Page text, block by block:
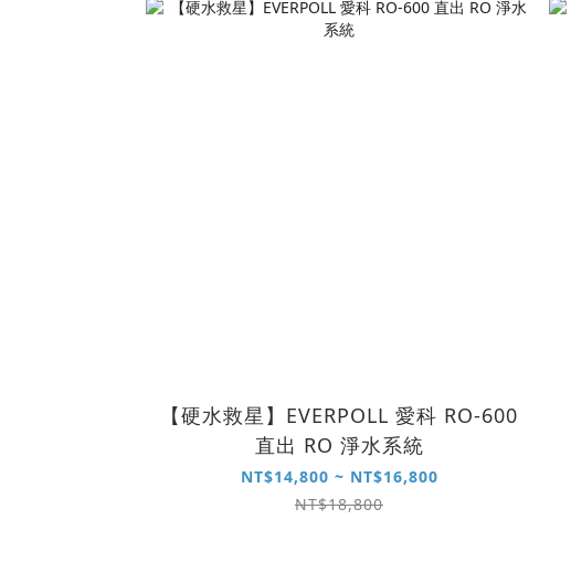
【硬水救星】EVERPOLL 愛科 RO-600
直出 RO 淨水系統
NT$14,800 ~ NT$16,800
NT$18,800